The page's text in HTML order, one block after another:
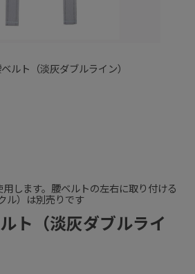
ルト（淡灰ダブルライン）
ト（淡灰ダブルライ
します。腰ベルトの左右に取り付ける
ル）は別売りです